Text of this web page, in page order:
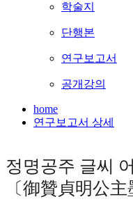
학술지
단행본
연구보고서
공개강의
home
연구보고서 상세
정명공주 글씨
〔御贊貞明公主